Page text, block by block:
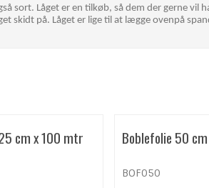
sort. Låget er en tilkøb, så dem der gerne vil
skidt på. Låget er lige til at lægge ovenpå
cm x 100 mtr Boblefolie 50
BOF050